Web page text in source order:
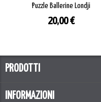
Puzzle Ballerine Londji
Prezzo
20,00 €
PRODOTTI
INFORMAZIONI